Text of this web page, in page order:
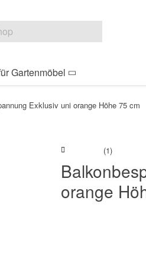
Gartenmöbel
Exklusiv uni orange Höhe 75 cm
(1)
orange